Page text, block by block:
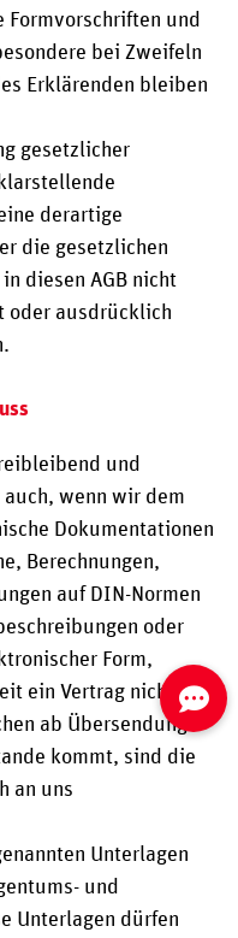
Formvorschriften und
bei Zweifeln
Erklärenden bleiben
gesetzlicher
derartige
die gesetzlichen
diesen AGB nicht
oder ausdrücklich
und
wenn wir dem
Dokumentationen
Berechnungen,
auf DIN-Normen
oder
Form,
ein Vertrag nicht
ab Übersendung
kommt, sind die
an uns
Unterlagen
und
Unterlagen dürfen